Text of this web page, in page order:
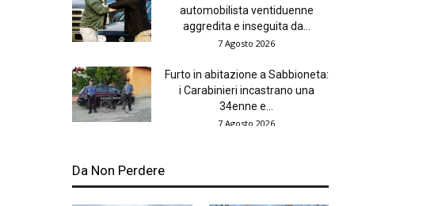
automobilista ventiduenne
aggredita e inseguita da...
7 Agosto 2026
Furto in abitazione a Sabbioneta:
i Carabinieri incastrano una
34enne e...
7 Agosto 2026
Da Non Perdere